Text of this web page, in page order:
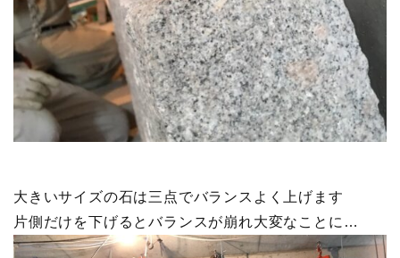
大きいサイズの石は三点でバランスよく上げます
片側だけを下げるとバランスが崩れ大変なことに…